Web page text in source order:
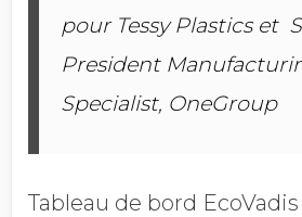
pour Tessy Plastics et
President
Specialist, OneGroup
Tableau de bord